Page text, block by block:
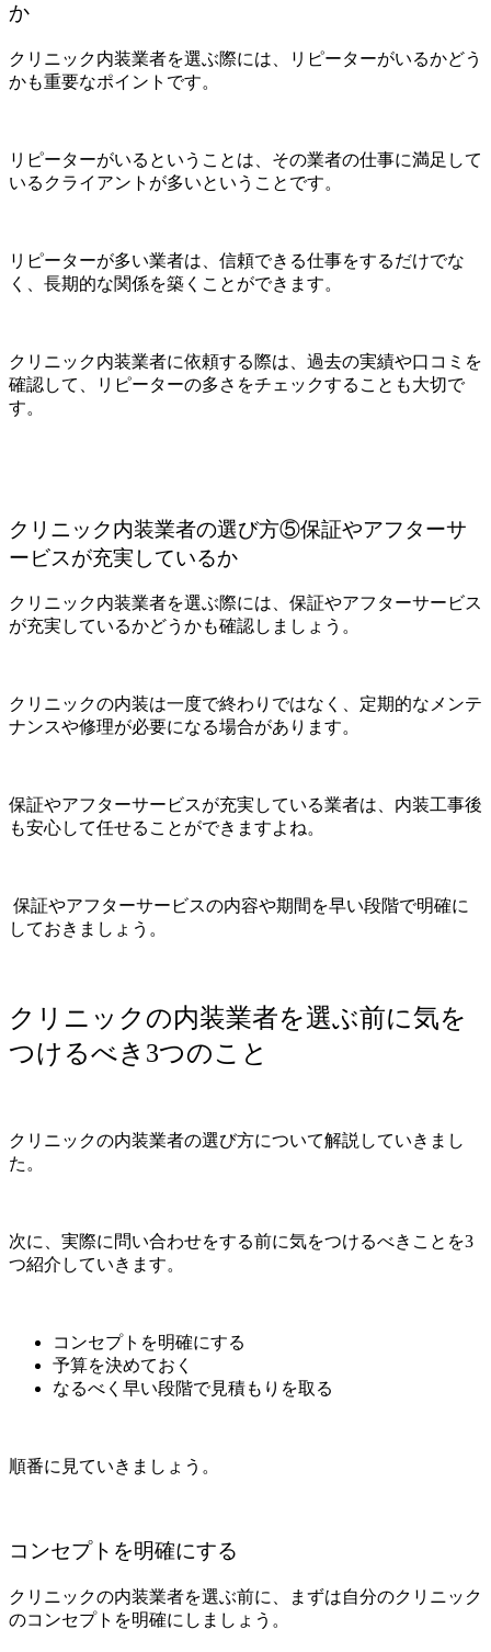
か
クリニック内装業者を選ぶ際には、リピーターがいるかどう
かも重要なポイントです。
リピーターがいるということは、その業者の仕事に満足して
いるクライアントが多いということです。
リピーターが多い業者は、信頼できる仕事をするだけでな
く、長期的な関係を築くことができます。
クリニック内装業者に依頼する際は、過去の実績や口コミを
確認して、リピーターの多さをチェックすることも大切で
す。
クリニック内装業者の選び方⑤保証やアフターサ
ービスが充実しているか
クリニック内装業者を選ぶ際には、保証やアフターサービス
が充実しているかどうかも確認しましょう。
クリニックの内装は一度で終わりではなく、定期的なメンテ
ナンスや修理が必要になる場合があります。
保証やアフターサービスが充実している業者は、内装工事後
も安心して任せることができますよね。
保証やアフターサービスの内容や期間を早い段階で明確に
しておきましょう。
クリニックの内装業者を選ぶ前に気を
つけるべき3つのこと
クリニックの内装業者の選び方について解説していきまし
た。
次に、実際に問い合わせをする前に気をつけるべきことを3
つ紹介していきます。
コンセプトを明確にする
予算を決めておく
なるべく早い段階で見積もりを取る
順番に見ていきましょう。
コンセプトを明確にする
クリニックの内装業者を選ぶ前に、まずは自分のクリニック
のコンセプトを明確にしましょう。